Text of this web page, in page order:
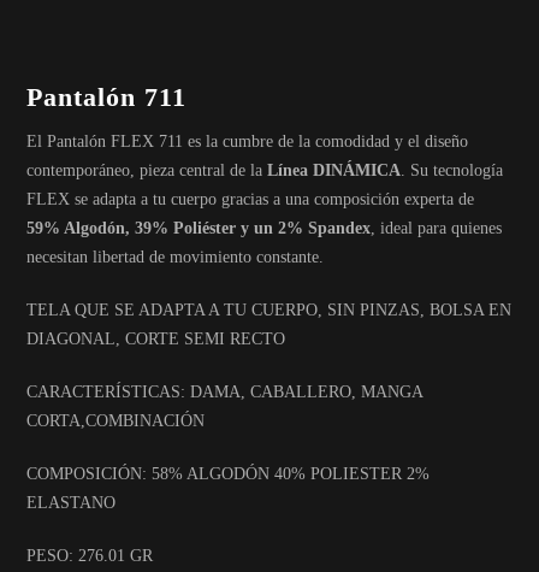
Pantalón 711
El Pantalón FLEX 711 es la cumbre de la comodidad y el diseño
contemporáneo, pieza central de laLínea DINÁMICA
Su tecnología
FLEX se adapta a tu cuerpo gracias a una composición experta de
59% Algodón, 39% Poliéster y un 2% Spandex , ideal para quienes
necesitan libertad de movimiento constante.
TELA QUE SE ADAPTA A TU CUERPO, SIN PINZAS, BOLSA EN
DIAGONAL, CORTE SEMI RECTO
CARACTERÍSTICAS: DAMA, CABALLERO, MANGA
CORTA,COMBINACIÓN
COMPOSICIÓN: 58% ALGODÓN 40% POLIESTER 2%
ELASTANO
PESO: 276.01 GR